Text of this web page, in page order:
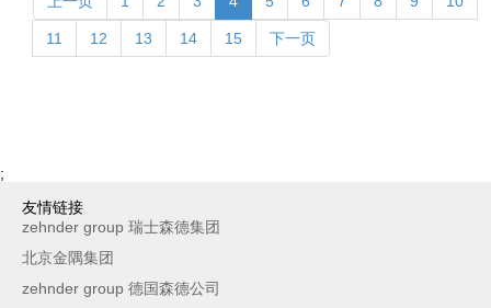
11 12 13 14 15 下一页
;
友情链接
zehnder group 瑞士森德集团
北京金隅集团
zehnder group 德国森德公司